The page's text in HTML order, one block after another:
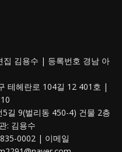
김용수 | 등록번호 경남 아
테헤란로 104길 12 401호 |
길 9(벌리동 450-4) 건물 2층
: 김용수
0002 | 이메일